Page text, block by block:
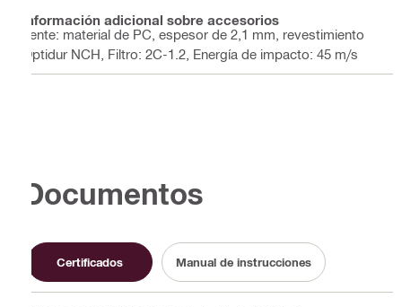
Información adicional sobre accesorios
Lente: material de PC, espesor de 2,1 mm, revestimiento
Optidur NCH, Filtro: 2C-1.2, Energía de impacto: 45 m/s
Documentos
Certificados Manual de instrucciones